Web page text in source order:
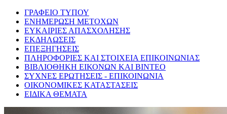
ΓΡΑΦΕΙΟ ΤΥΠΟΥ
ΕΝΗΜΕΡΩΣΗ ΜΕΤΟΧΩΝ
ΕΥΚΑΙΡΙΕΣ ΑΠΑΣΧΟΛΗΣΗΣ
ΕΚΔΗΛΩΣΕΙΣ
ΕΠΕΞΗΓΗΣΕΙΣ
ΠΛΗΡΟΦΟΡΙΕΣ ΚΑΙ ΣΤΟΙΧΕΙΑ ΕΠΙΚΟΙΝΩΝΙΑΣ
ΒΙΒΛΙΟΘΗΚΗ ΕΙΚΟΝΩΝ ΚΑΙ ΒΙΝΤΕΟ
ΣΥΧΝΕΣ ΕΡΩΤΗΣΕΙΣ - ΕΠΙΚΟΙΝΩΝΙΑ
ΟΙΚΟΝΟΜΙΚΕΣ ΚΑΤΑΣΤΑΣΕΙΣ
ΕΙΔΙΚΑ ΘΕΜΑΤΑ